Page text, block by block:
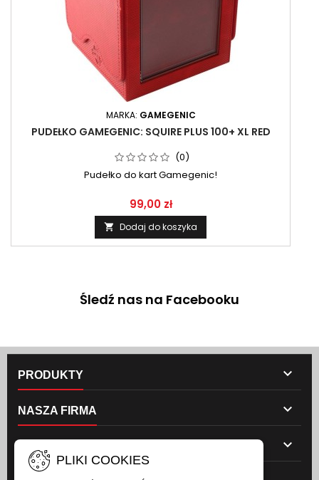
MARKA: GAMEGENIC
PUDEŁKO GAMEGENIC: SQUIRE PLUS 100+ XL RED
(0)
Pudełko do kart Gamegenic!
99,00 zł
 Dodaj do koszyka
Śledź nas na Facebooku
PRODUKTY 
NASZA FIRMA 

PLIKI COOKIES